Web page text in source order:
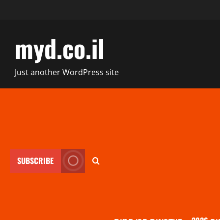
myd.co.il
Just another WordPress site
SUBSCRIBE